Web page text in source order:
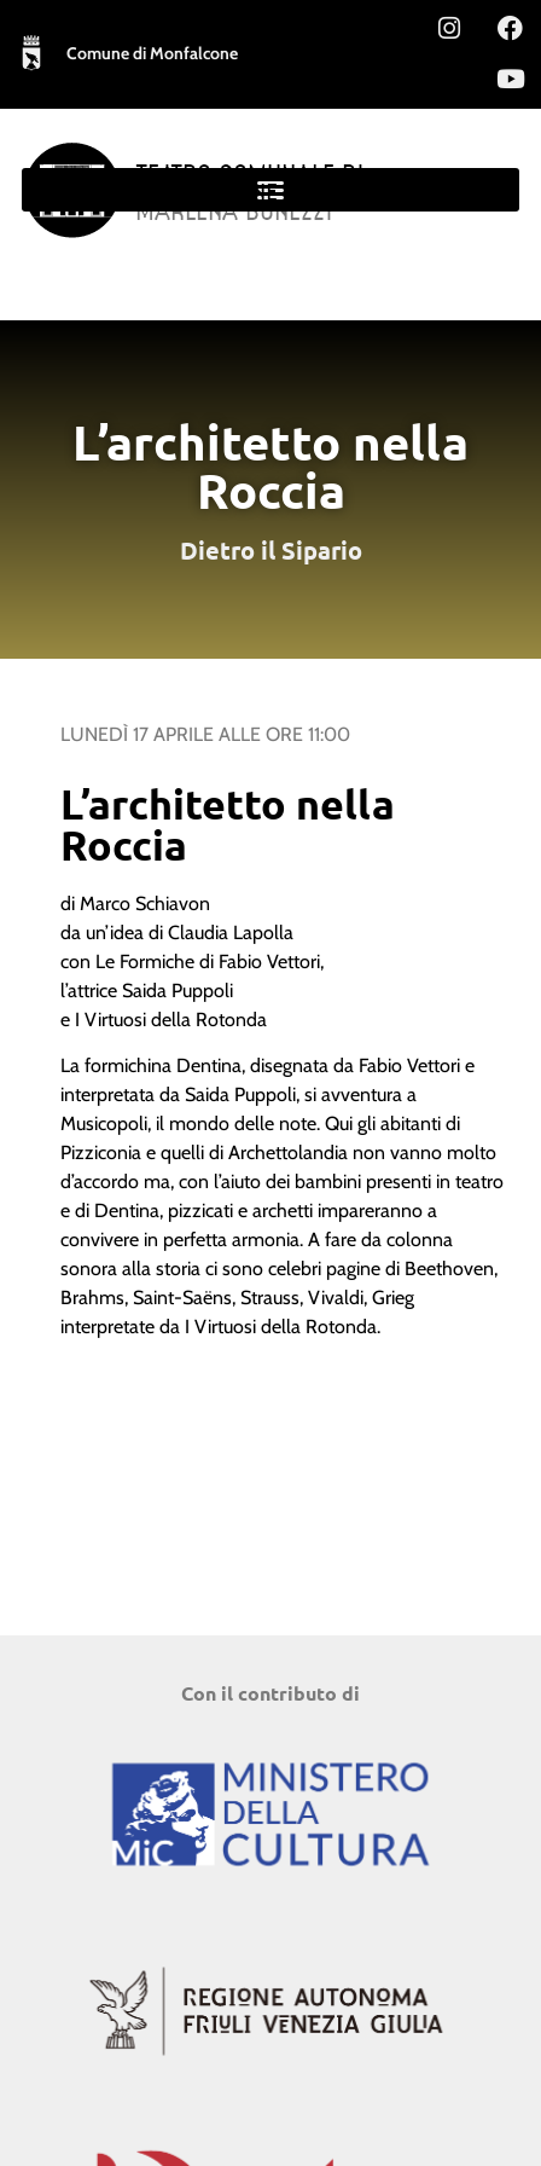
Comune di Monfalcone
TEATRO COMUNALE DI
MONFALCONE
MARLENA BONEZZI
L’architetto nella
Roccia
Dietro il Sipario
LUNEDÌ 17 APRILE ALLE ORE 11:00
L’architetto nella
Roccia
di Marco Schiavon
da un’idea di Claudia Lapolla
con Le Formiche di Fabio Vettori,
l’attrice Saida Puppoli
e I Virtuosi della Rotonda
La formichina Dentina, disegnata da Fabio Vettori e
interpretata da Saida Puppoli, si avventura a
Musicopoli, il mondo delle note. Qui gli abitanti di
Pizziconia e quelli di Archettolandia non vanno molto
d’accordo ma, con l’aiuto dei bambini presenti in teatro
e di Dentina, pizzicati e archetti impareranno a
convivere in perfetta armonia. A fare da colonna
sonora alla storia ci sono celebri pagine di Beethoven,
Brahms, Saint-Saëns, Strauss, Vivaldi, Grieg
interpretate da I Virtuosi della Rotonda.
Con il contributo di